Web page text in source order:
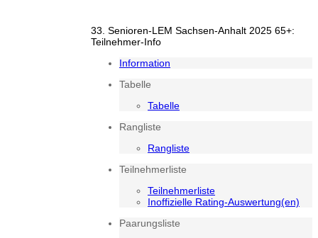
33. Senioren-LEM Sachsen-Anhalt 2025 65+:
Teilnehmer-Info
Information
Tabelle
Tabelle
Rangliste
Rangliste
Teilnehmerliste
Teilnehmerliste
Inoffizielle Rating-Auswertung(en)
Paarungsliste